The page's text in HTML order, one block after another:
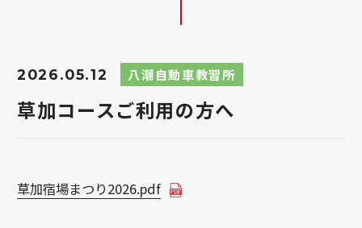
2026.05.12 八潮自動車教習所
草加コースご利用の方へ
草加宿場まつり2026.pdf